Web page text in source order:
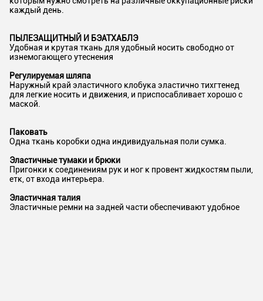
каждый день.
ПЫЛЕЗАЩИТНЫЙ И БЭАТХАБЛЭ
Удобная и крутая ткань для удобный носить свободно от
изнемогающего утеснения
Регулируемая шляпа
Наружный край эластичного клобука эластично тихгтенед
для легкие носить и движения, и приспосабливает хорошо с
маской.
Паковать
Одна ткань коробки одна индивидуальная поли сумка.
Эластичные тумаки и брюки
Пригонки к соединениям рук и ног к провент жидкостям пыли,
етк, от входа интерьера.
Эластичная талия
Эластичные ремни на задней части обеспечивают удобное